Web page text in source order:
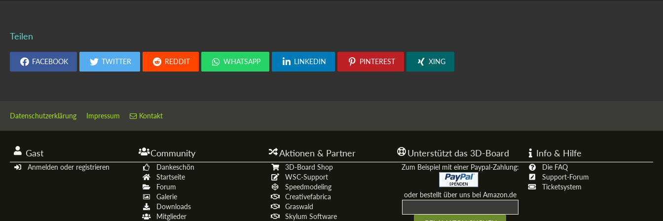
Teilen
FACEBOOK TWITTER REDDIT WHATSAPP LINKEDIN PINTEREST XING
Datenschutzerklärung Impressum Kontakt
Gast
Anmelden oder registrieren
Community
Dankeschön
Startseite
Forum
Galerie
Downloads
Mitglieder
Aktionen & Partner
3D-Board Shop
WSC-Support
Speedmodeling
Creativefabrica
Graswald
Skylum Software
Unterstützt das 3D-Board
Zum Beispiel mit einer Paypal-Zahlung:
oder bestellt über uns bei Amazon.de
Info & Hilfe
Die FAQ
Support-Forum
Ticketsystem